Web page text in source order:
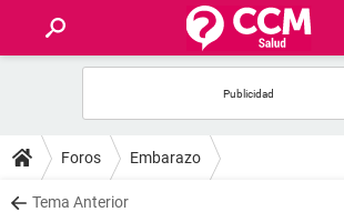
FOROS
SALUD
Foros Embarazo
Tema Anterior